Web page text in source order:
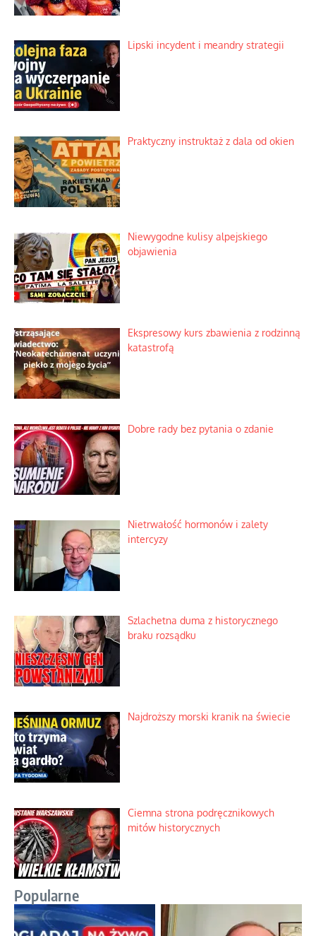
Lipski incydent i meandry strategii
Praktyczny instruktaż z dala od okien
Niewygodne kulisy alpejskiego
objawienia
Ekspresowy kurs zbawienia z rodzinną
katastrofą
Dobre rady bez pytania o zdanie
Nietrwałość hormonów i zalety
intercyzy
Szlachetna duma z historycznego
braku rozsądku
Najdroższy morski kranik na świecie
Ciemna strona podręcznikowych
mitów historycznych
Popularne